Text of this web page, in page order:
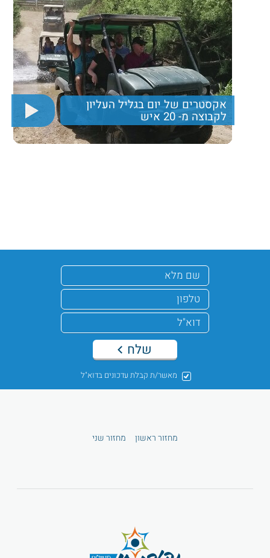
אקסטרים של יום בגליל העליון
לקבוצה מ- 20 איש
פריסת בוקר מפנקת, נסיעה ברכבי שטח, רפטינג על הירדן,
או פינטבול וארוחה עשירה לסיום
מאשר/ת קבלת עדכונים בדוא"ל
שלח
מחזור ראשון מחזור שני